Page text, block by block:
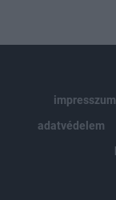
impresszum
adatvédelem